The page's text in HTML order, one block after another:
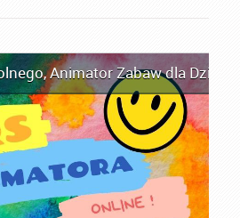
,Animator Zabaw dla Dzieci